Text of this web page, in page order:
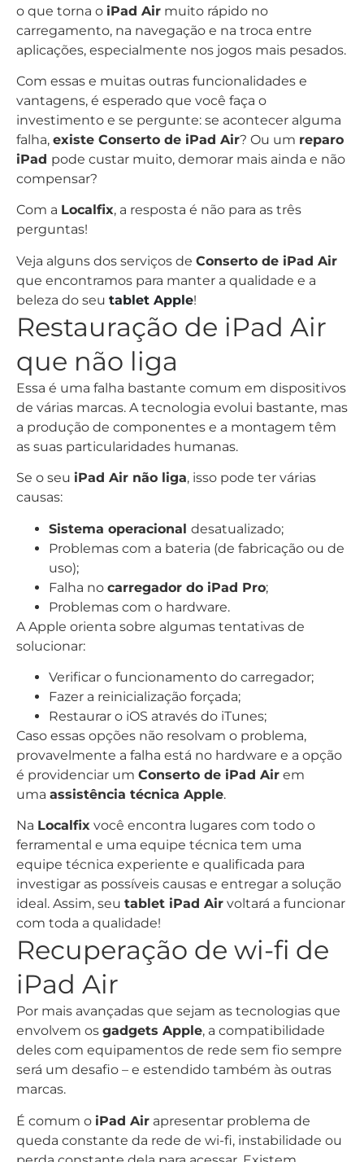
o que torna o iPad Air muito rápido no
carregamento, na navegação e na troca entre
aplicações, especialmente nos jogos mais pesados.
Com essas e muitas outras funcionalidades e
vantagens, é esperado que você faça o
investimento e se pergunte: se acontecer alguma
falha, existe Conserto de iPad Air? Ou um reparo
iPad pode custar muito, demorar mais ainda e não
compensar?
Com a Localfix, a resposta é não para as três
perguntas!
Veja alguns dos serviços de Conserto de iPad Air
que encontramos para manter a qualidade e a
beleza do seu tablet Apple!
Restauração de iPad Air
que não liga
Essa é uma falha bastante comum em dispositivos
de várias marcas. A tecnologia evolui bastante, mas
a produção de componentes e a montagem têm
as suas particularidades humanas.
Se o seu iPad Air não liga, isso pode ter várias
causas:
Sistema operacional desatualizado;
Problemas com a bateria (de fabricação ou de
uso);
Falha no carregador do iPad Pro;
Problemas com o hardware.
A Apple orienta sobre algumas tentativas de
solucionar:
Verificar o funcionamento do carregador;
Fazer a reinicialização forçada;
Restaurar o iOS através do iTunes;
Caso essas opções não resolvam o problema,
provavelmente a falha está no hardware e a opção
é providenciar um Conserto de iPad Air em
uma assistência técnica Apple.
Na Localfix você encontra lugares com todo o
ferramental e uma equipe técnica tem uma
equipe técnica experiente e qualificada para
investigar as possíveis causas e entregar a solução
ideal. Assim, seu tablet iPad Air voltará a funcionar
com toda a qualidade!
Recuperação de wi-fi de
iPad Air
Por mais avançadas que sejam as tecnologias que
envolvem os gadgets Apple, a compatibilidade
deles com equipamentos de rede sem fio sempre
será um desafio – e estendido também às outras
marcas.
É comum o iPad Air apresentar problema de
queda constante da rede de wi-fi, instabilidade ou